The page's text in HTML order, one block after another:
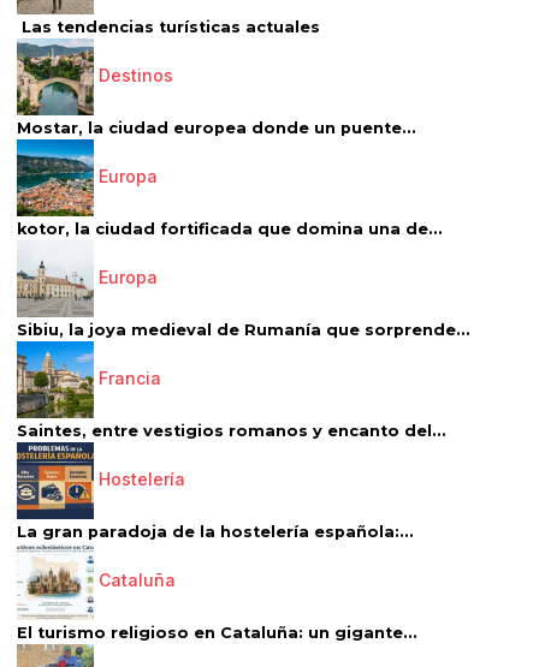
Las tendencias turísticas actuales
Destinos
Mostar, la ciudad europea donde un puente...
Europa
kotor, la ciudad fortificada que domina una de...
Europa
Sibiu, la joya medieval de Rumanía que sorprende...
Francia
Saintes, entre vestigios romanos y encanto del...
Hostelería
La gran paradoja de la hostelería española:...
Cataluña
El turismo religioso en Cataluña: un gigante...